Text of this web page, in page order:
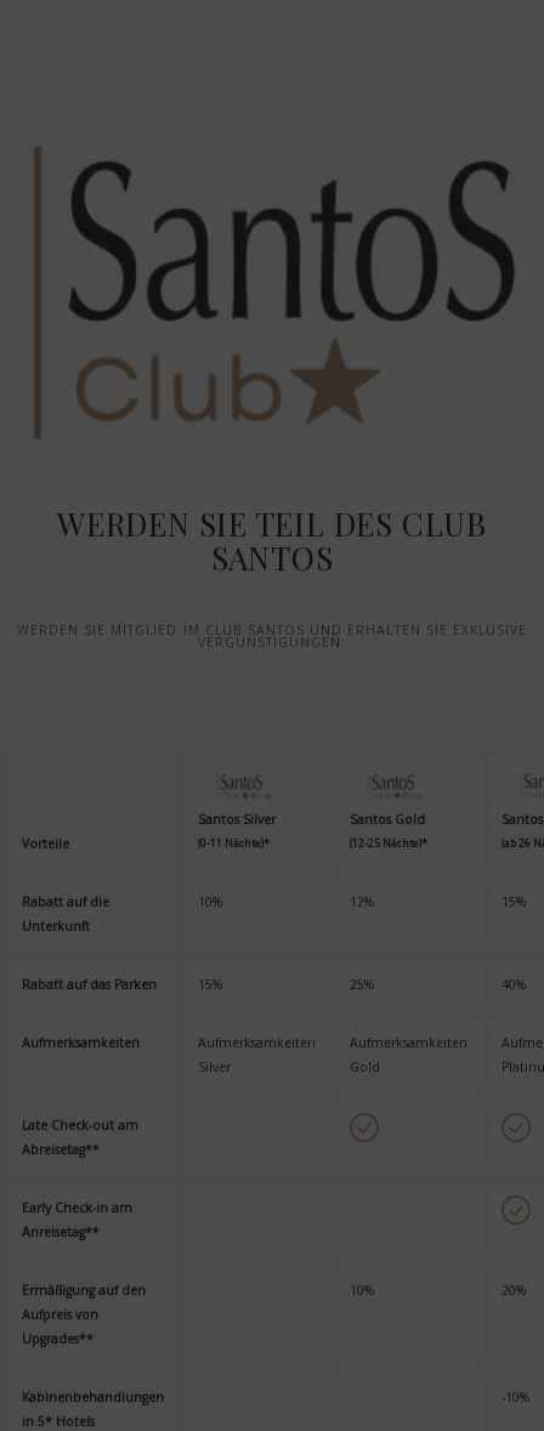
WERDEN SIE TEIL DES CLUB
SANTOS
WERDEN SIE MITGLIED IM CLUB SANTOS UND ERHALTEN SIE EXKLUSIVE
VERGÜNSTIGUNGEN:
Vorteile
Santos Silver
(0-11 Nächte)*
Santos Gold
(12-25 Nächte)* (ab 26
Rabatt auf die
Unterkunft
10% 12% 15%
Rabatt auf das Parken 15% 25% 40%
Aufmerksamkeiten
Aufmerksamkeiten
Silver
Aufmerksamkeiten
Gold
Late Check-out am
Abreisetag**
Early Check-in am
Anreisetag**
Ermäßigung auf den
Aufpreis von
Upgrades**
10% 20%
Kabinenbehandlungen
in 5* Hotels
-10%